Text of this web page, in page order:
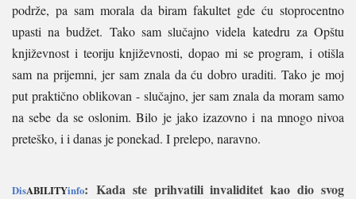
podrže, pa sam morala da biram fakultet gde ću stoprocentno
upasti na budžet. Tako sam slučajno videla katedru za Opštu
književnost i teoriju književnosti, dopao mi se program, i otišla
sam na prijemni, jer sam znala da ću dobro uraditi. Tako je moj
put praktično oblikovan - slučajno, jer sam znala da moram samo
na sebe da se oslonim. Bilo je jako izazovno i na mnogo nivoa
preteško, i i danas je ponekad. I prelepo, naravno.
DisABILITYinfo: Kada ste prihvatili invaliditet kao dio svog